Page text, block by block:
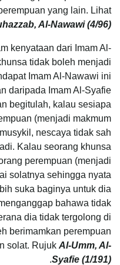
yang lain. Lihat
Al-Nawawi (4/96).
kenyataan dari Imam Al-
tidak boleh menjadi
Imam Al-Nawawi ini
daripada Imam Al-Syafie
begitulah, kalau sesiapa
(menjadi makmum
nescaya tidak sah
Kalau seorang khunsa
perempuan (menjadi
solatnya sehingga nyata
suka baginya untuk dia
bahawa tidak
dia tidak tergolong di
berimamkan perempuan
solat. Rujuk Al-Umm, Al-
Syafie (1/191)
.